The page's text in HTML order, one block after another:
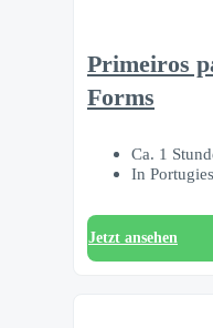
Primeiros
Forms
Ca. 1
In
Jetzt ansehen